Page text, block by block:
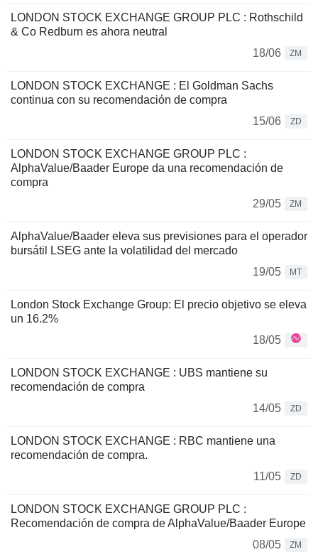
LONDON STOCK EXCHANGE GROUP PLC : Rothschild
& Co Redburn es ahora neutral
18/06
ZM
LONDON STOCK EXCHANGE : El Goldman Sachs
continua con su recomendación de compra
15/06
ZD
LONDON STOCK EXCHANGE GROUP PLC :
AlphaValue/Baader Europe da una recomendación de
compra
29/05
ZM
AlphaValue/Baader eleva sus previsiones para el operador
bursátil LSEG ante la volatilidad del mercado
19/05
MT
London Stock Exchange Group: El precio objetivo se eleva
un 16.2%
18/05
LONDON STOCK EXCHANGE : UBS mantiene su
recomendación de compra
14/05
ZD
LONDON STOCK EXCHANGE : RBC mantiene una
recomendación de compra.
11/05
ZD
LONDON STOCK EXCHANGE GROUP PLC :
Recomendación de compra de AlphaValue/Baader Europe
08/05
ZM